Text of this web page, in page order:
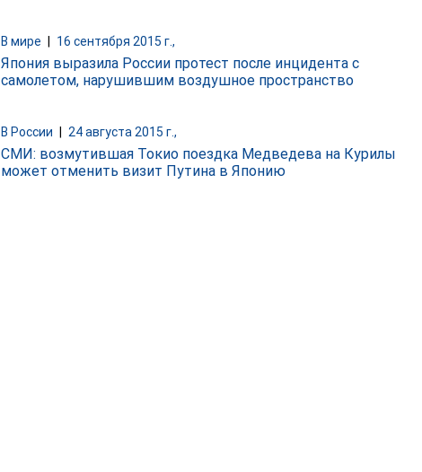
В мире 16 сентября 2015 г.,
Япония выразила России протест после инцидента с
самолетом, нарушившим воздушное пространство
В России | 24 августа 2015 г.,
СМИ: возмутившая Токио поездка Медведева на Курилы
может отменить визит Путина в Японию